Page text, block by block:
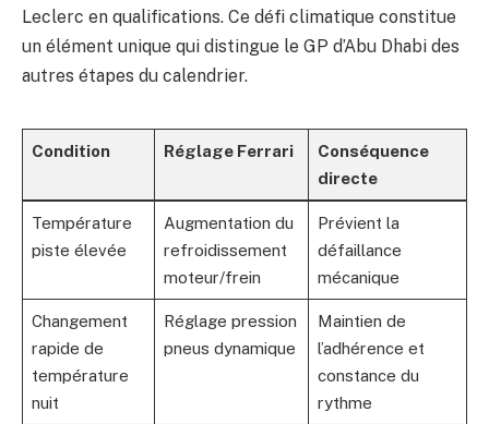
Leclerc en qualifications. Ce défi climatique constitue
un élément unique qui distingue le GP d’Abu Dhabi des
autres étapes du calendrier.
Condition Réglage Ferrari
Conséquence
directe
Température
piste élevée
Augmentation du
refroidissement
moteur/frein
Prévient la
défaillance
mécanique
Changement
rapide de
température
nuit
Réglage pression
pneus dynamique
Maintien de
l’adhérence et
constance du
rythme